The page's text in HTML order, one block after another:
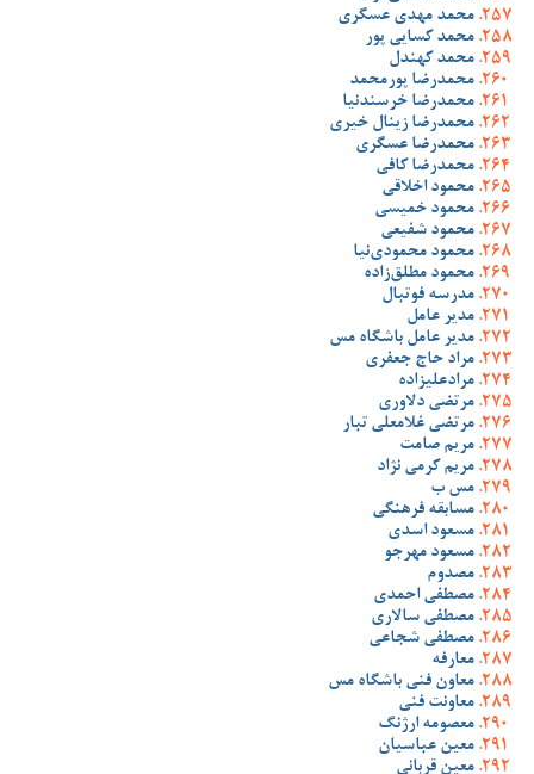
محمد مهدی عسگری
محمد کسایی پور
محمد کهندل
محمدرضا پورمحمد
محمدرضا خرسندنیا
محمدرضا زینال خیری
محمدرضا عسگری
محمدرضا کافی
محمود اخلاقی
محمود خمیسی
محمود شفیعی
محمود محمودی‌نیا
محمود مطلق‌زاده
مدرسه فوتبال
مدیر عامل
مدیر عامل باشگاه مس
مراد حاج جعفری
مرادعلیزاده
مرتضی دلاوری
مرتضی غلامعلی تبار
مریم صامت
مریم کرمی نژاد
مس ب
مسابقه فرهنگی
مسعود اسدی
مسعود مهرجو
مصدوم
مصطفی احمدی
مصطفی سالاری
مصطفی شجاعی
معارفه
معاون فنی باشگاه مس
معاونت فنی
معصومه ارژنگ
معین عباسیان
معین قربانی